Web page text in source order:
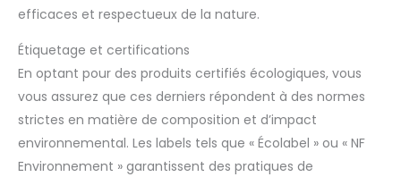
efficaces et respectueux de la nature.
Étiquetage et certifications
En optant pour des produits certifiés écologiques, vous
vous assurez que ces derniers répondent à des normes
strictes en matière de composition et d’impact
environnemental. Les labels tels que « Écolabel » ou « NF
Environnement » garantissent des pratiques de